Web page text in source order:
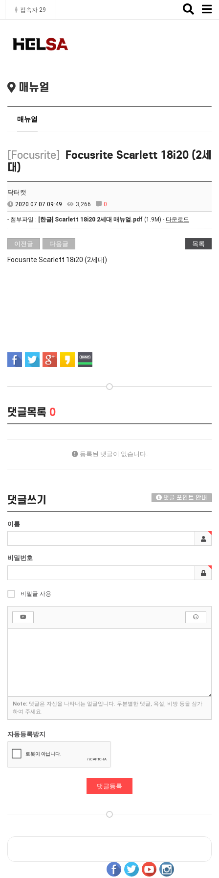
접속자 29
Toggle
매뉴얼
매뉴얼
[Focusrite] Focusrite Scarlett 18i20 (2세
대)
닥터캣
2020.07.07 09:49 3,266 0
- 첨부파일 : [한글] Scarlett 18i20 2세대 매뉴얼.pdf (1.9M) - 다운로드
이전글 다음글 목록
Focusrite Scarlett 18i20 (2세대)
댓글목록 0
등록된 댓글이 없습니다.
댓글쓰기 댓글 포인트 안내
이름
비밀번호
비밀글 사용
Note: 댓글은 자신을 나타내는 얼굴입니다. 무분별한 댓글, 욕설, 비방 등을 삼가
하여 주세요.
자동등록방지
댓글등록